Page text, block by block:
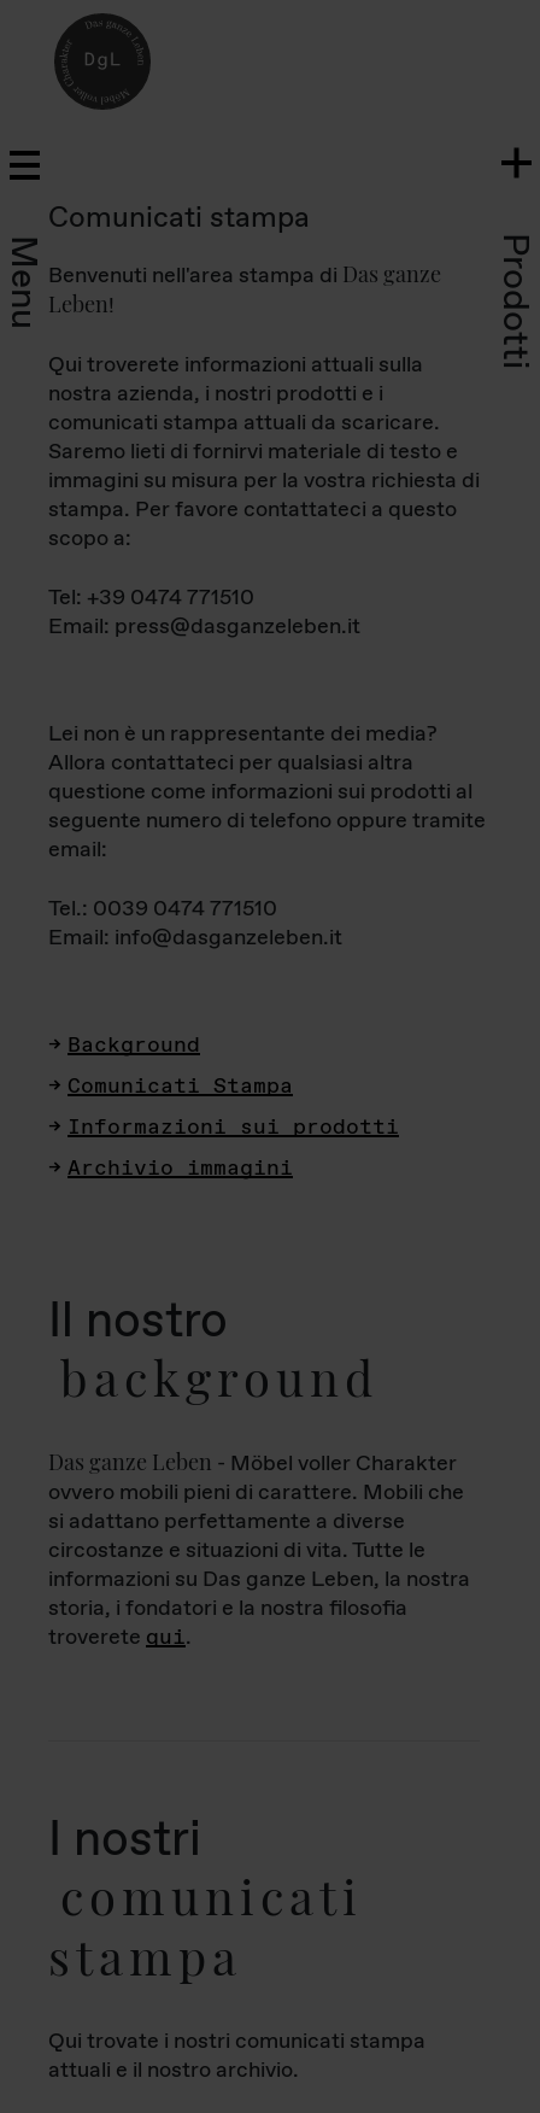
Menu Prodotti
Comunicati stampa
Benvenuti nell'area stampa di Das ganze
Leben!
Qui troverete informazioni attuali sulla
nostra azienda, i nostri prodotti e i
comunicati stampa attuali da scaricare.
Saremo lieti di fornirvi materiale di testo e
immagini su misura per la vostra richiesta di
stampa. Per favore contattateci a questo
scopo a:
Tel: +39 0474 771510
Email: press@dasganzeleben.it
Lei non è un rappresentante dei media?
Allora contattateci per qualsiasi altra
questione come informazioni sui prodotti al
seguente numero di telefono oppure tramite
email:
Tel.: 0039 0474 771510
Email: info@dasganzeleben.it
Background
Comunicati Stampa
Informazioni sui prodotti
Archivio immagini
Il nostro
background
Das ganze Leben - Möbel voller Charakter
ovvero mobili pieni di carattere. Mobili che
si adattano perfettamente a diverse
circostanze e situazioni di vita. Tutte le
informazioni su Das ganze Leben, la nostra
storia, i fondatori e la nostra filosofia
troverete qui.
I nostri
comunicati
stampa
Qui trovate i nostri comunicati stampa
attuali e il nostro archivio.